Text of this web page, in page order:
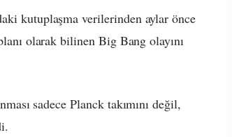
kutuplaşma verilerinden aylar önce
olarak bilinen Big Bang olayını
sadece Planck takımını değil,